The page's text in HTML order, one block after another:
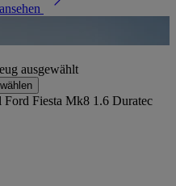
ausgewählt
Ford Fiesta Mk8 1.6 Duratec